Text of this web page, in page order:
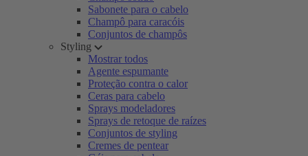
Sabonete para o cabelo
Champô para caracóis
Conjuntos de champôs
Styling
Mostrar todos
Agente espumante
Proteção contra o calor
Ceras para cabelo
Sprays modeladores
Sprays de retoque de raízes
Conjuntos de styling
Cremes de pentear